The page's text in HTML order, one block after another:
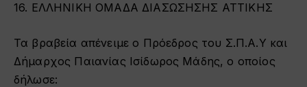
16. ΕΛΛΗΝΙΚΗ ΟΜΑΔΑ ΔΙΑΣΩΣΗΣΗΣ ΑΤΤΙΚΗΣ
Τα βραβεία απένειμε ο Πρόεδρος του Σ.Π.Α.Υ και
Δήμαρχος Παιανίας Ισίδωρος Μάδης, ο οποίος
δήλωσε: